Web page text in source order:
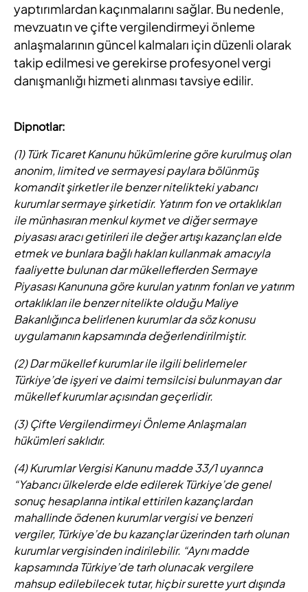
yaptırımlardan kaçınmalarını sağlar. Bu nedenle,
mevzuatın ve çifte vergilendirmeyi önleme
anlaşmalarının güncel kalmaları için düzenli olarak
takip edilmesi ve gerekirse profesyonel vergi
danışmanlığı hizmeti alınması tavsiye edilir.
Dipnotlar:
(1) Türk Ticaret Kanunu hükümlerine göre kurulmuş olan
anonim, limited ve sermayesi paylara bölünmüş
komandit şirketler ile benzer nitelikteki yabancı
kurumlar sermaye şirketidir. Yatırım fon ve ortaklıkları
ile münhasıran menkul kıymet ve diğer sermaye
piyasası aracı getirileri ile değer artışı kazançları elde
etmek ve bunlara bağlı hakları kullanmak amacıyla
faaliyette bulunan dar mükelleflerden Sermaye
Piyasası Kanununa göre kurulan yatırım fonları ve yatırım
ortaklıkları ile benzer nitelikte olduğu Maliye
Bakanlığınca belirlenen kurumlar da söz konusu
uygulamanın kapsamında değerlendirilmiştir.
(2) Dar mükellef kurumlar ile ilgili belirlemeler
Türkiye’de işyeri ve daimi temsilcisi bulunmayan dar
mükellef kurumlar açısından geçerlidir.
(3) Çifte Vergilendirmeyi Önleme Anlaşmaları
hükümleri saklıdır.
(4) Kurumlar Vergisi Kanunu madde 33/1 uyarınca
“Yabancı ülkelerde elde edilerek Türkiye’de genel
sonuç hesaplarına intikal ettirilen kazançlardan
mahallinde ödenen kurumlar vergisi ve benzeri
vergiler, Türkiye’de bu kazançlar üzerinden tarh olunan
kurumlar vergisinden indirilebilir. “Aynı madde
kapsamında Türkiye’de tarh olunacak vergilere
mahsup edilebilecek tutar, hiçbir surette yurt dışında